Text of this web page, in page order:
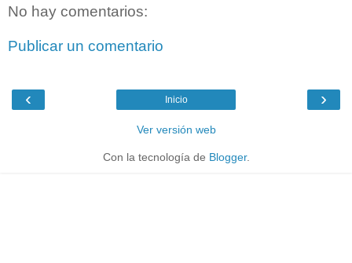
No hay comentarios:
Publicar un comentario
‹ ›
Inicio
Ver versión web
Con la tecnología de Blogger.